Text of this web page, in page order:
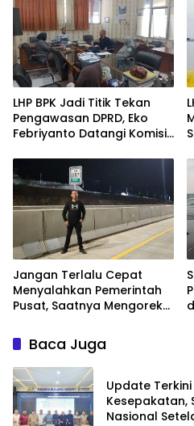
LHP BPK Jadi Titik Tekan
Pengawasan DPRD, Eko
Febriyanto Datangi Komisi
Berpijak pada Dokumen
Resmi Negara
Jangan Terlalu Cepat
Menyalahkan Pemerintah
Pusat, Saatnya Mengoreksi
Kabupaten Situbondo.
Baca Juga
Update
Kesepakatan,
Nasional